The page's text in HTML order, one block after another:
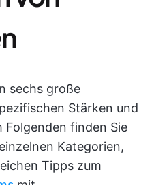
sechs große
Stärken und
Folgenden finden Sie
Kategorien,
Tipps zum